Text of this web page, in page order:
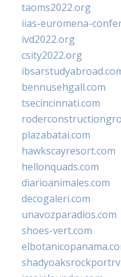
taoms2022.org
iias-euromena-
ivd2022.org
csity2022.org
bennusehgall.com
tsecincinnati.com
plazabatai.com
hawkscayresort.com
hellonquads.com
diarioanimales.com
decogaleri.com
unavozparadios.com
shoes-vert.com